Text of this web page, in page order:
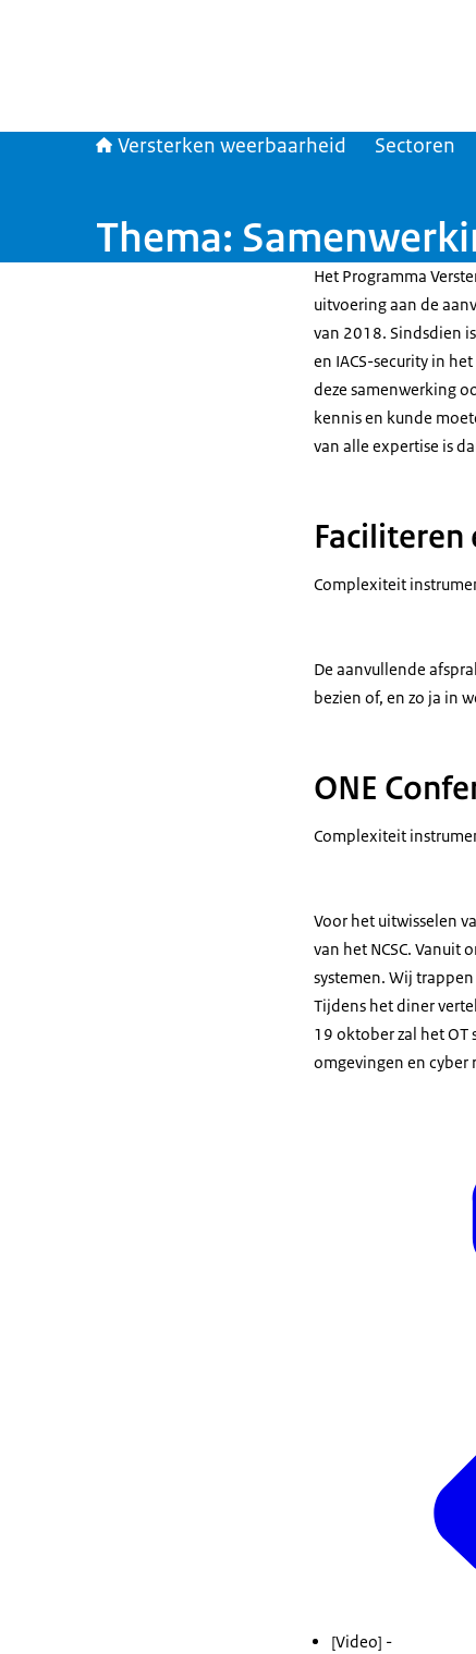
Versterken weerbaarheid Sectoren
Thema:
Het Programma
uitvoering aan de
van 2018. Sindsdien
en IACS-security in
deze samenwerking
kennis en kunde
van alle expertise is
Complexiteit
De aanvullende
bezien of, en zo ja in
ONE
Complexiteit
Voor het uitwisselen
van het NCSC.
systemen. Wij
Tijdens het diner
19 oktober zal het OT
omgevingen en cyber
[Video] -